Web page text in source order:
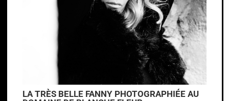
LA TRÈS BELLE FANNY PHOTOGRAPHIÉE AU